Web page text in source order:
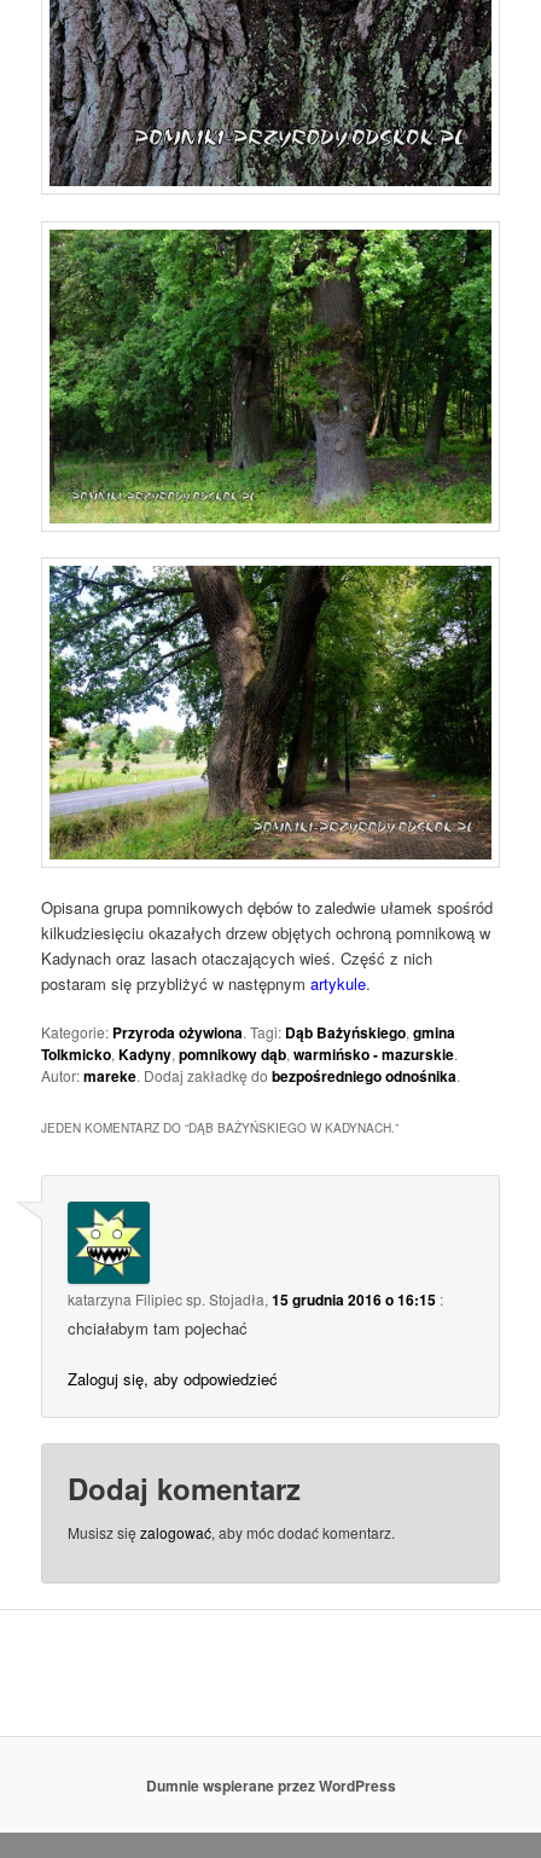
Opisana grupa pomnikowych dębów to zaledwie ułamek spośród
kilkudziesięciu okazałych drzew objętych ochroną pomnikową w
Kadynach oraz lasach otaczających wieś. Część z nich
postaram się przybliżyć w następnymartykule.
Kategorie: Przyroda ożywiona. Tagi: Dąb Bażyńskiego,gmina
Tolkmicko,Kadyny,pomnikowy dąb,warmińsko - mazurskie.
Autor:mareke. Dodaj zakładkę dobezpośredniego odnośnika.
JEDEN KOMENTARZ DO “DĄB BAŻYŃSKIEGO W KADYNACH.”
katarzyna Filipiec sp. Stojadła,15 grudnia 2016 o 16:15 :
chciałabym tam pojechać
Zaloguj się, aby odpowiedzieć
Dodaj komentarz
Musisz sięzalogować, aby móc dodać komentarz.
Dumnie wspierane przez WordPress